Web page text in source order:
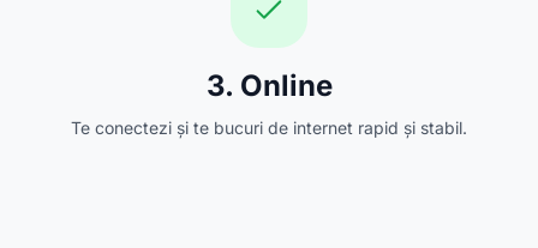
3. Online
Te conectezi și te bucuri de internet rapid și stabil.